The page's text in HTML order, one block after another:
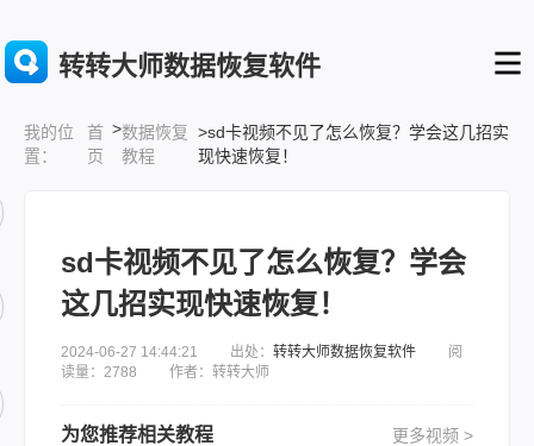
转转大师数据恢复软件
我的位
置：
首
页
>数据恢复
教程
>sd卡视频不见了怎么恢复？学会这几招实
现快速恢复！
sd卡视频不见了怎么恢复？学会
这几招实现快速恢复！
2024-06-27 14:44:21 出处： 转转大师数据恢复软件 阅
读量：2788 作者：转转大师
为您推荐相关教程 更多视频 >